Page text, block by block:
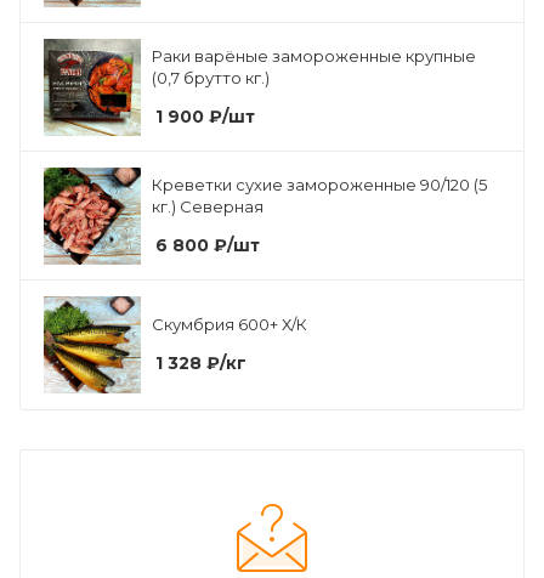
Раки варёные замороженные крупные
(0,7 брутто кг.)
1 900 ₽/шт
Креветки сухие замороженные 90/120 (5
кг.) Северная
6 800 ₽/шт
Скумбрия 600+ Х/К
1 328 ₽/кг